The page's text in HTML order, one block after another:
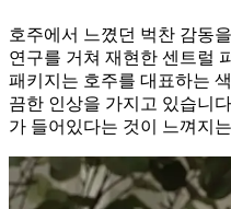
호주에서 느꼈던 벅찬 감동
연구를 거쳐 재현한 센트럴
패키지는 호주를 대표하는
끔한 인상을 가지고 있습니
가 들어있다는 것이 느껴지